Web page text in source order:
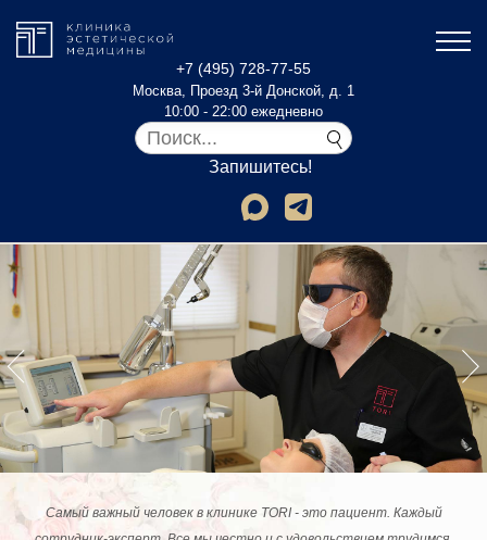
+7 (495) 728-77-55
Москва, Проезд 3-й Донской, д. 1
10:00 - 22:00 ежедневно
Запишитесь!
Самый важный человек в клинике TORI - это пациент. Каждый